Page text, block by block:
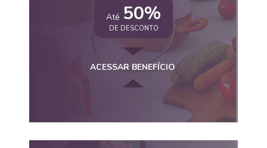
Até 50%
DE DESCONTO
ACESSAR BENEFÍCIO